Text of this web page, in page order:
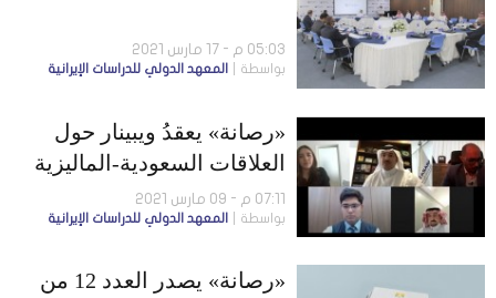
05:03 م - 17 مارس 2021
بواسطة المعهد الدولي للدراسات الإيرانية
«رصانة» يعقدُ ويبينار حول
العلاقات السعودية-الماليزية
07:11 م - 09 مارس 2021
بواسطة المعهد الدولي للدراسات الإيرانية
«رصانة» يصدر العدد 12 من